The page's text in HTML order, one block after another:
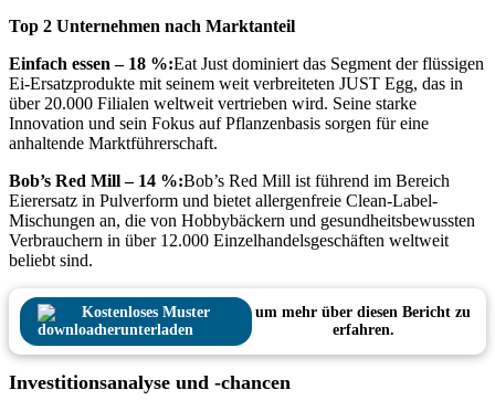
Top 2 Unternehmen nach Marktanteil
Einfach essen – 18 %:Eat Just dominiert das Segment der flüssigen
Ei-Ersatzprodukte mit seinem weit verbreiteten JUST Egg, das in
über 20.000 Filialen weltweit vertrieben wird. Seine starke
Innovation und sein Fokus auf Pflanzenbasis sorgen für eine
anhaltende Marktführerschaft.
Bob’s Red Mill – 14 %:Bob’s Red Mill ist führend im Bereich
Eierersatz in Pulverform und bietet allergenfreie Clean-Label-
Mischungen an, die von Hobbybäckern und gesundheitsbewussten
Verbrauchern in über 12.000 Einzelhandelsgeschäften weltweit
beliebt sind.
Kostenloses Muster
herunterladen
um mehr über diesen Bericht zu
erfahren.
Investitionsanalyse und -chancen